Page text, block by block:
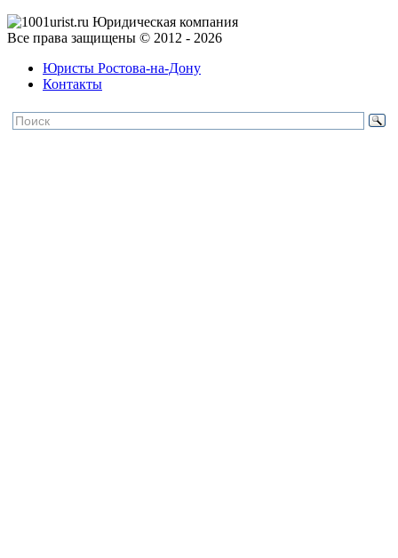
Все права защищены © 2012 - 2026
Юристы Ростова-на-Дону
Контакты